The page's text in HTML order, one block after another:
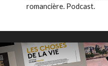
romancière. Podcast.